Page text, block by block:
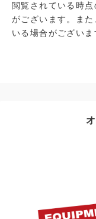
閲覧されている時
がございます。ま
いる場合がございま